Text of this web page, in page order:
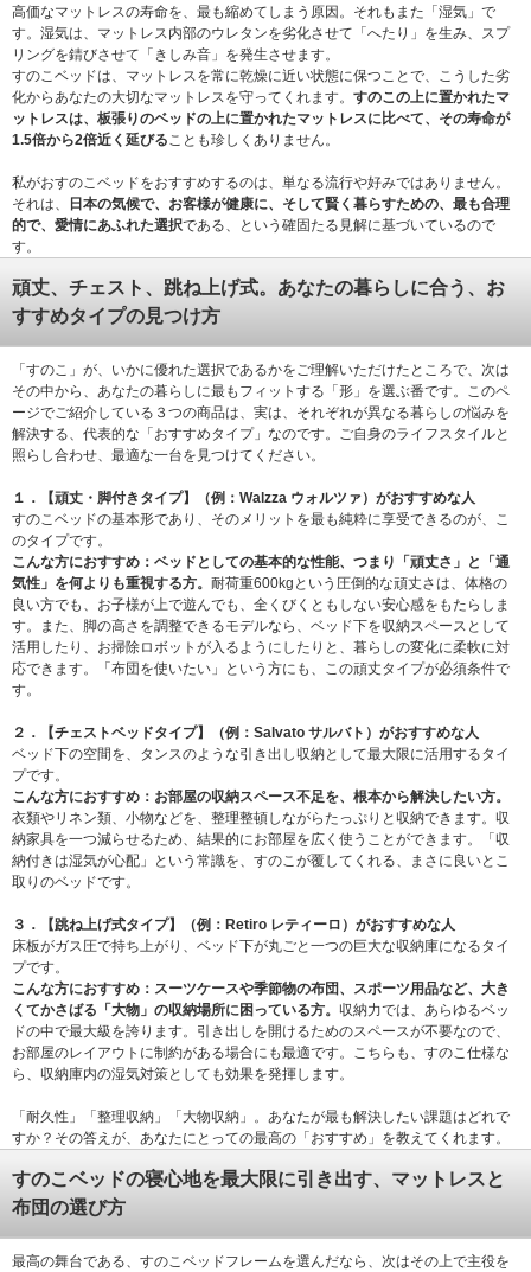
高価なマットレスの寿命を、最も縮めてしまう原因。それもまた「湿気」で
す。湿気は、マットレス内部のウレタンを劣化させて「へたり」を生み、スプ
リングを錆びさせて「きしみ音」を発生させます。
すのこベッドは、マットレスを常に乾燥に近い状態に保つことで、こうした劣
化からあなたの大切なマットレスを守ってくれます。 すのこの上に置かれたマ
ットレスは、板張りのベッドの上に置かれたマットレスに比べて、その寿命が
1.5倍から2倍近く延びることも珍しくありません。
私がおすのこベッドをおすすめするのは、単なる流行や好みではありません。
それは、
日本の気候で、お客様が健康に、そして賢く暮らすための、最も合理
的で、愛情にあふれた選択である、という確固たる見解に基づいているので
す。
頑丈、チェスト、跳ね上げ式。あなたの暮らしに合う、お
すすめタイプの見つけ方
「すのこ」が、いかに優れた選択であるかをご理解いただけたところで、次は
その中から、あなたの暮らしに最もフィットする「形」を選ぶ番です。このペ
ージでご紹介している３つの商品は、実は、それぞれが異なる暮らしの悩みを
解決する、代表的な「おすすめタイプ」なのです。ご自身のライフスタイルと
照らし合わせ、最適な一台を見つけてください。
１．【頑丈・脚付きタイプ】（例：Walzza ウォルツァ）がおすすめな人
すのこベッドの基本形であり、そのメリットを最も純粋に享受できるのが、こ
のタイプです。
こんな方におすすめ： ベッドとしての基本的な性能、つまり「頑丈さ」と「通
気性」を何よりも重視する方。 耐荷重600kgという圧倒的な頑丈さは、体格の
良い方でも、お子様が上で遊んでも、全くびくともしない安心感をもたらしま
す。また、脚の高さを調整できるモデルなら、ベッド下を収納スペースとして
活用したり、お掃除ロボットが入るようにしたりと、暮らしの変化に柔軟に対
応できます。「布団を使いたい」という方にも、この頑丈タイプが必須条件で
す。
２．【チェストベッドタイプ】（例：Salvato サルバト）がおすすめな人
ベッド下の空間を、タンスのような引き出し収納として最大限に活用するタイ
プです。
こんな方におすすめ： お部屋の収納スペース不足を、根本から解決したい方。
衣類やリネン類、小物などを、整理整頓しながらたっぷりと収納できます。収
納家具を一つ減らせるため、結果的にお部屋を広く使うことができます。「収
納付きは湿気が心配」という常識を、すのこが覆してくれる、まさに良いとこ
取りのベッドです。
３．【跳ね上げ式タイプ】（例：Retiro レティーロ）がおすすめな人
床板がガス圧で持ち上がり、ベッド下が丸ごと一つの巨大な収納庫になるタイ
プです。
こんな方におすすめ： スーツケースや季節物の布団、スポーツ用品など、大き
くてかさばる「大物」の収納場所に困っている方。 収納力では、あらゆるベッ
ドの中で最大級を誇ります。引き出しを開けるためのスペースが不要なので、
お部屋のレイアウトに制約がある場合にも最適です。こちらも、すのこ仕様な
ら、収納庫内の湿気対策としても効果を発揮します。
「耐久性」「整理収納」「大物収納」。あなたが最も解決したい課題はどれで
すか？その答えが、あなたにとっての最高の「おすすめ」を教えてくれます。
すのこベッドの寝心地を最大限に引き出す、マットレスと
布団の選び方
最高の舞台である、すのこベッドフレームを選んだなら、次はその上で主役を